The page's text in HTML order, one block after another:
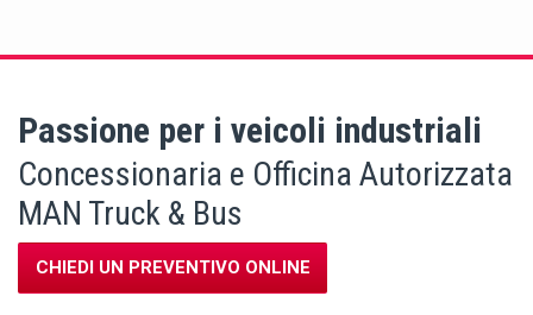
Passione per i veicoli industriali
Concessionaria e Officina Autorizzata
MAN Truck & Bus
CHIEDI UN PREVENTIVO ONLINE